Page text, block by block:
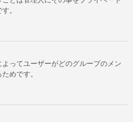
。
ってユーザーがどのグループのメン
めです。